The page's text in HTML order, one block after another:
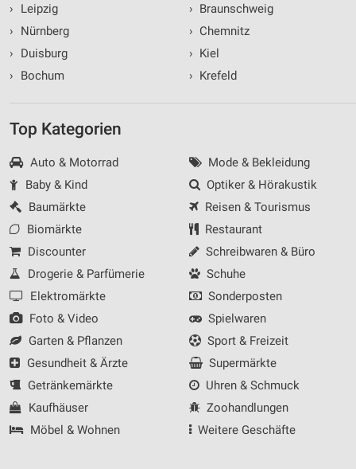
›
Leipzig
›
Nürnberg
›
Duisburg
›
Bochum
› Braunschweig
› Chemnitz
› Kiel
› Krefeld
Top Kategorien
Auto & Motorrad
Baby & Kind
Baumärkte
Biomärkte
Discounter
Drogerie & Parfümerie
Elektromärkte
Foto & Video
Garten & Pflanzen
Gesundheit & Ärzte
Getränkemärkte
Kaufhäuser
Möbel & Wohnen
Mode & Bekleidung
Optiker & Hörakustik
Reisen & Tourismus
Restaurant
Schreibwaren & Büro
Schuhe
Sonderposten
Spielwaren
Sport & Freizeit
Supermärkte
Uhren & Schmuck
Zoohandlungen
Weitere Geschäfte